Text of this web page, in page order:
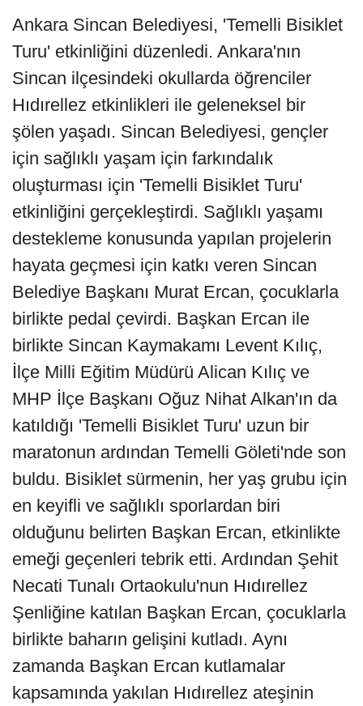
Ankara Sincan Belediyesi, 'Temelli Bisiklet
Turu' etkinliğini düzenledi. Ankara'nın
Sincan ilçesindeki okullarda öğrenciler
Hıdırellez etkinlikleri ile geleneksel bir
şölen yaşadı. Sincan Belediyesi, gençler
için sağlıklı yaşam için farkındalık
oluşturması için 'Temelli Bisiklet Turu'
etkinliğini gerçekleştirdi. Sağlıklı yaşamı
destekleme konusunda yapılan projelerin
hayata geçmesi için katkı veren Sincan
Belediye Başkanı Murat Ercan, çocuklarla
birlikte pedal çevirdi. Başkan Ercan ile
birlikte Sincan Kaymakamı Levent Kılıç,
İlçe Milli Eğitim Müdürü Alican Kılıç ve
MHP İlçe Başkanı Oğuz Nihat Alkan'ın da
katıldığı 'Temelli Bisiklet Turu' uzun bir
maratonun ardından Temelli Göleti'nde son
buldu. Bisiklet sürmenin, her yaş grubu için
en keyifli ve sağlıklı sporlardan biri
olduğunu belirten Başkan Ercan, etkinlikte
emeği geçenleri tebrik etti. Ardından Şehit
Necati Tunalı Ortaokulu'nun Hıdırellez
Şenliğine katılan Başkan Ercan, çocuklarla
birlikte baharın gelişini kutladı. Aynı
zamanda Başkan Ercan kutlamalar
kapsamında yakılan Hıdırellez ateşinin